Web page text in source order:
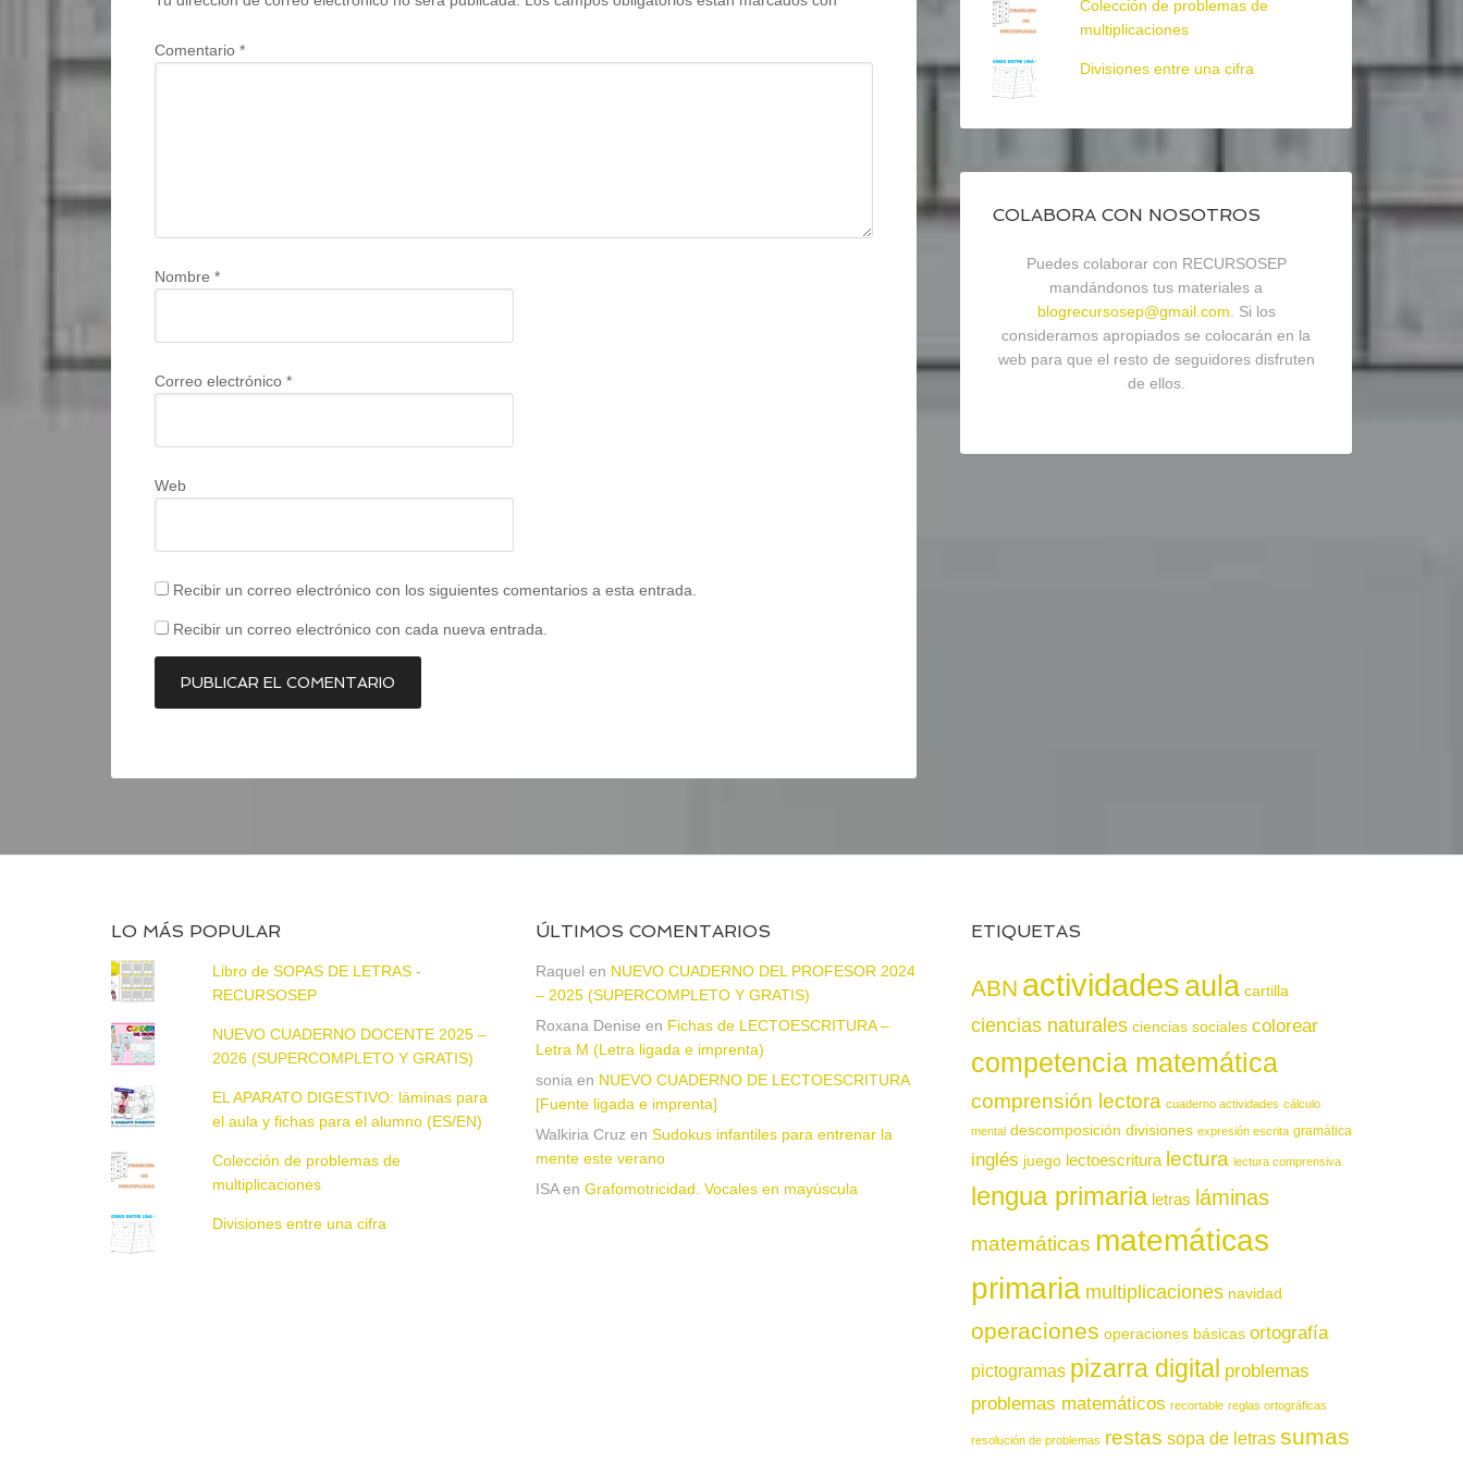
Comentario *
Nombre *
Correo electrónico *
Web
Recibir un correo electrónico con los siguientes comentarios a esta entrada.
Recibir un correo electrónico con cada nueva entrada.
Colección de problemas de
multiplicaciones
Divisiones entre una cifra
COLABORA CON NOSOTROS
Puedes colaborar con RECURSOSEP
mandándonos tus materiales a
blogrecursosep@gmail.com . Si los
consideramos apropiados se colocarán en la
web para que el resto de seguidores disfruten
de ellos.
LO MÁS POPULAR
Libro de SOPAS DE LETRAS -
RECURSOSEP
NUEVO CUADERNO DOCENTE 2025 –
2026 (SUPERCOMPLETO Y GRATIS)
EL APARATO DIGESTIVO: láminas para
el aula y fichas para el alumno (ES/EN)
Colección de problemas de
multiplicaciones
Divisiones entre una cifra
ÚLTIMOS COMENTARIOS
Raquel en NUEVO CUADERNO DEL PROFESOR 2024
– 2025 (SUPERCOMPLETO Y GRATIS)
Roxana Denise en Fichas de LECTOESCRITURA –
Letra M (Letra ligada e imprenta)
sonia en NUEVO CUADERNO DE LECTOESCRITURA
[Fuente ligada e imprenta]
Walkiria Cruz en Sudokus infantiles para entrenar la
mente este verano
ISAen Grafomotricidad. Vocales en mayúscula
ETIQUETAS
ABN actividadesaula cartilla
ciencias naturales ciencias sociales colorear
competencia matemática
comprensión lectora cuaderno actividades cálculo
mental descomposición divisiones expresión escrita gramática
inglés juego lectoescritura lectura lectura comprensiva
lengua primaria letras láminas
matemáticas matemáticas
primaria multiplicaciones navidad
operaciones operaciones básicas ortografía
pictogramas pizarra digital problemas
problemas matemáticos recortable reglas ortográficas
resolución de problemas restas sopa de letras sumas